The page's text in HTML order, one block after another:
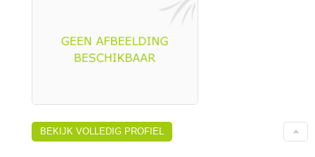
BEKIJK VOLLEDIG PROFIEL